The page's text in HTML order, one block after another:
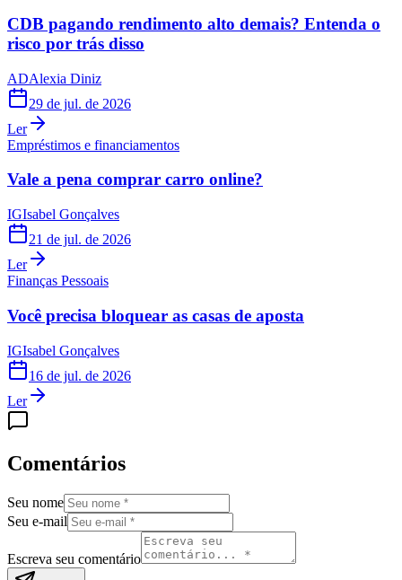
CDB pagando rendimento alto demais? Entenda o
risco por trás disso
ADAlexia Diniz
29 de jul. de 2026
Ler
Empréstimos e financiamentos
Vale a pena comprar carro online?
IGIsabel Gonçalves
21 de jul. de 2026
Ler
Finanças Pessoais
Você precisa bloquear as casas de aposta
IGIsabel Gonçalves
16 de jul. de 2026
Ler
Comentários
Seu nome
Seu e-mail
Escreva seu comentário